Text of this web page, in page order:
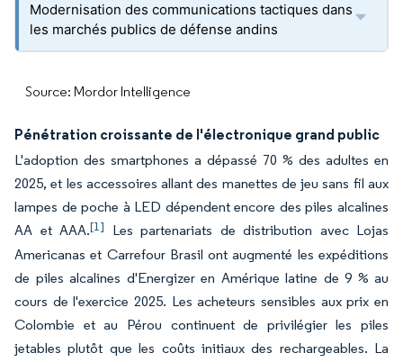
Modernisation des communications tactiques dans
les marchés publics de défense andins
Source: Mordor Intelligence
Pénétration croissante de l'électronique grand public
L'adoption des smartphones a dépassé 70 % des adultes en
2025, et les accessoires allant des manettes de jeu sans fil aux
lampes de poche à LED dépendent encore des piles alcalines
AA et AAA.[1]
Les partenariats de distribution avec Lojas
Americanas et Carrefour Brasil ont augmenté les expéditions
de piles alcalines d'Energizer en Amérique latine de 9 % au
cours de l'exercice 2025. Les acheteurs sensibles aux prix en
Colombie et au Pérou continuent de privilégier les piles
jetables plutôt que les coûts initiaux des rechargeables. La